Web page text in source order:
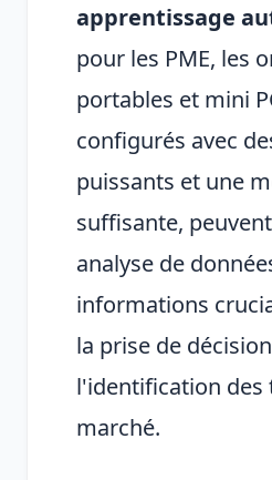
apprentissage
pour les PME, les
portables et mini
configurés avec
puissants et une
suffisante,
analyse de
informations
la prise de
l'identification des
marché.